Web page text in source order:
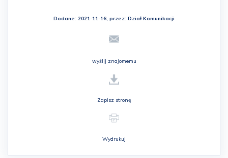
Dodane: 2021-11-16, przez: Dział Komunikacji
wyślij znajomemu
Zapisz stronę
Wydrukuj